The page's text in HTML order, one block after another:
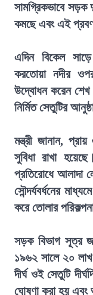
সামগ্রিকভাবে সড়ক
কমছে এবং এই
এদিন বিকেল
করতোয়া নদীর
উদ্বোধন করেন
নির্মিত সেতুটির
মন্ত্রী জানান,
সুবিধা রাখা
প্রতিরোধে আলাদা
সৌন্দর্যবর্ধনের
করে তোলার
সড়ক বিভাগ সূত্র
১৯৬২ সালে ২০ লাখ
দীর্ঘ ওই সেতুটি
ঘোষণা করা হয় এবং